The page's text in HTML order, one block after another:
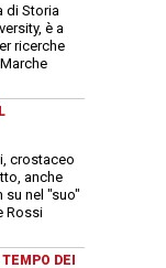
di Storia
è a
ricerche
crostaceo
anche
su nel "suo"
Rossi
DEI